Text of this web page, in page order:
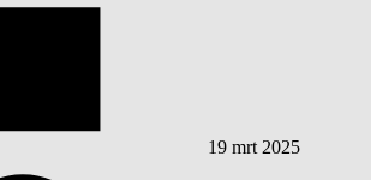
19 mrt 2025